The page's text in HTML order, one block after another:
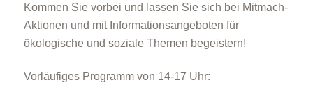
Kommen Sie vorbei und lassen Sie sich bei Mitmach-
Aktionen und mit Informationsangeboten für
ökologische und soziale Themen begeistern!
Vorläufiges Programm von 14-17 Uhr: